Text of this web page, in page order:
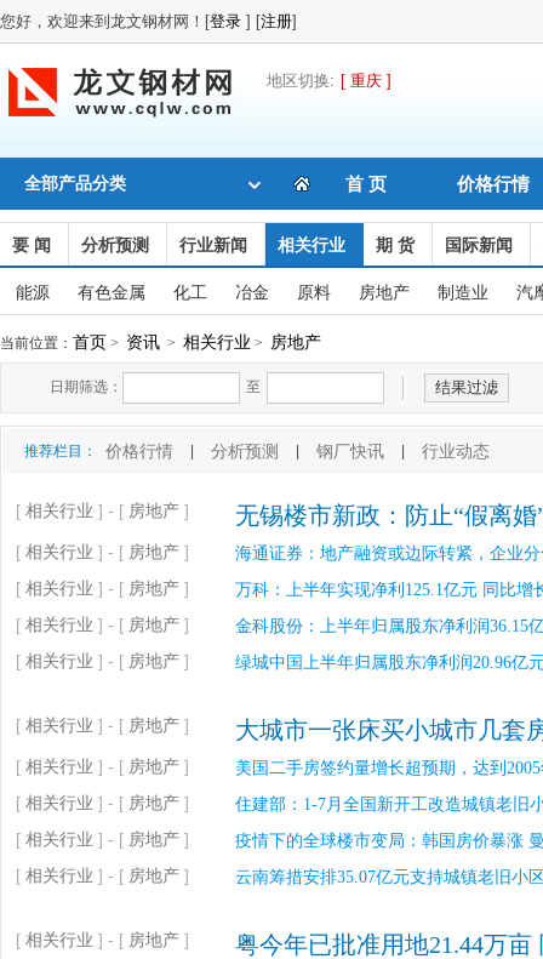
您好，欢迎来到龙文钢材网！[登录 ] [注册]
地区切换: [ 重庆 ]
全部产品分类 首 页 价格行情
要 闻 分析预测 行业新闻 相关行业 期 货 国际新闻
能源 有色金属 化工 冶金 原料 房地产 制造业 汽
当前位置： 首页 > 资讯 > 相关行业 > 房地产
日期筛选： 至
推荐栏目： 价格行情 分析预测 钢厂快讯 行业动态
[ 相关行业 ] - [ 房地产 ] 无锡楼市新政：防止“假离
[ 相关行业 ] - [ 房地产 ] 海通证券：地产融资或边际转紧，企业
[ 相关行业 ] - [ 房地产 ] 万科：上半年实现净利125.1亿元 同比增
[ 相关行业 ] - [ 房地产 ] 金科股份：上半年归属股东净利润36.15
[ 相关行业 ] - [ 房地产 ] 绿城中国上半年归属股东净利润20.96亿
[ 相关行业 ] - [ 房地产 ] 大城市一张床买小城市几套
[ 相关行业 ] - [ 房地产 ] 美国二手房签约量增长超预期，达到
[ 相关行业 ] - [ 房地产 ] 住建部：1-7月全国新开工改造城镇老旧
[ 相关行业 ] - [ 房地产 ] 疫情下的全球楼市变局：韩国房价暴涨
[ 相关行业 ] - [ 房地产 ] 云南筹措安排35.07亿元支持城镇老旧小
[ 相关行业 ] - [ 房地产 ] 粤今年已批准用地21.44万亩